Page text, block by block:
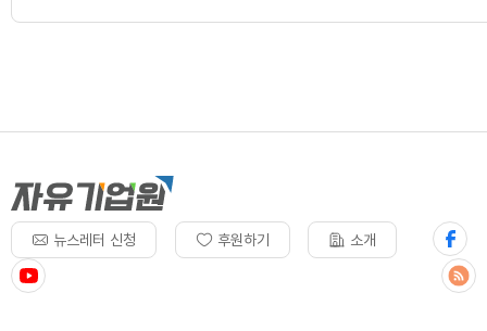
뉴스레터 신청 후원하기 소개